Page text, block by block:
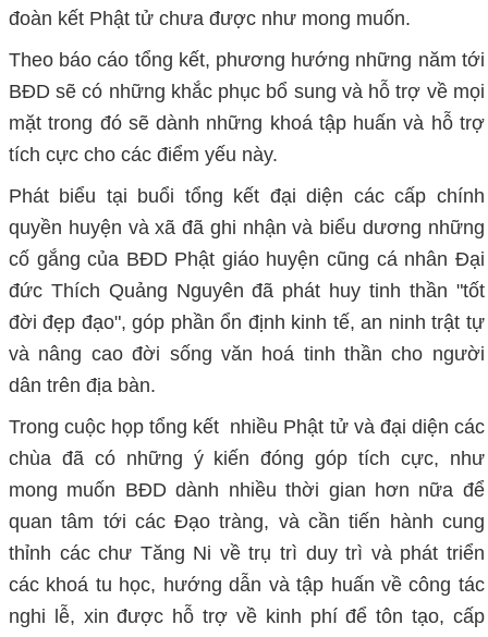
đoàn kết Phật tử chưa được như mong muốn.
Theo báo cáo tổng kết, phương hướng những năm tới
BĐD sẽ có những khắc phục bổ sung và hỗ trợ về mọi
mặt trong đó sẽ dành những khoá tập huấn và hỗ trợ
tích cực cho các điểm yếu này.
Phát biểu tại buổi tổng kết đại diện các cấp chính
quyền huyện và xã đã ghi nhận và biểu dương những
cố gắng của BĐD Phật giáo huyện cũng cá nhân Đại
đức Thích Quảng Nguyên đã phát huy tinh thần "tốt
đời đẹp đạo", góp phần ổn định kinh tế, an ninh trật tự
và nâng cao đời sống văn hoá tinh thần cho người
dân trên địa bàn.
Trong cuộc họp tổng kết nhiều Phật tử và đại diện các
chùa đã có những ý kiến đóng góp tích cực, như
mong muốn BĐD dành nhiều thời gian hơn nữa để
quan tâm tới các Đạo tràng, và cần tiến hành cung
thỉnh các chư Tăng Ni về trụ trì duy trì và phát triển
các khoá tu học, hướng dẫn và tập huấn về công tác
nghi lễ, xin được hỗ trợ về kinh phí để tôn tạo, cấp